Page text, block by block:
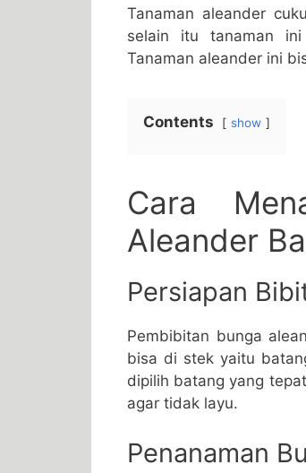
Tanaman aleander
selain itu tanaman ini
Tanaman aleander ini
Contents show
Cara
Aleander
Persiapan
Pembibitan bunga
bisa di stek yaitu
dipilih batang yang
agar tidak layu.
Penanaman